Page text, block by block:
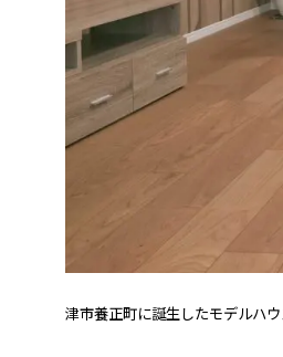
津市養正町に誕生したモデルハ